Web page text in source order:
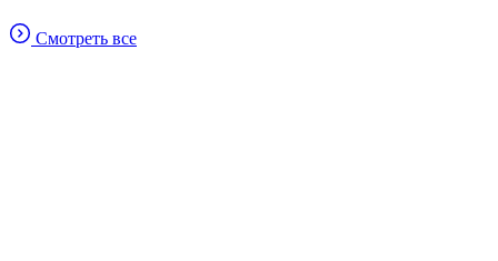
Смотреть все